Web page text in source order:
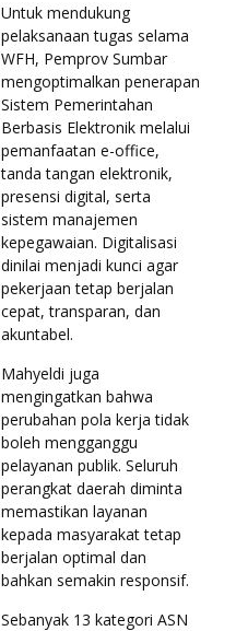
Untuk mendukung
pelaksanaan tugas selama
WFH, Pemprov Sumbar
mengoptimalkan penerapan
Sistem Pemerintahan
Berbasis Elektronik melalui
pemanfaatan e-office,
tanda tangan elektronik,
presensi digital, serta
sistem manajemen
kepegawaian. Digitalisasi
dinilai menjadi kunci agar
pekerjaan tetap berjalan
cepat, transparan, dan
akuntabel.
Mahyeldi juga
mengingatkan bahwa
perubahan pola kerja tidak
boleh mengganggu
pelayanan publik. Seluruh
perangkat daerah diminta
memastikan layanan
kepada masyarakat tetap
berjalan optimal dan
bahkan semakin responsif.
Sebanyak 13 kategori ASN